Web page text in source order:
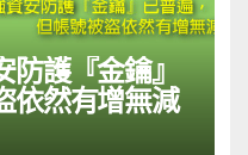
護『金鑰』
依然有增無減